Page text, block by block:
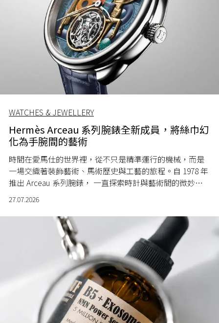
WATCHES & JEWELLERY
Hermès Arceau 系列腕錶全新成員，將絲巾幻
化為手腕間的藝術
時間在愛馬仕的世界裡，從不只是精準運行的機械，而是
一場交織著裝飾藝術、馬術歷史與工藝的旅程。自 1978 年
推出 Arceau 系列腕錶， 一直探索時計與藝術間的微妙關
27.07.2026